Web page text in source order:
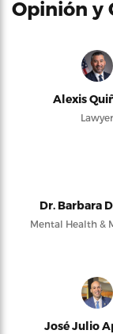
Opinión y
Alexis
Lawyer
Dr. Barbara
Mental Health &
José Julio